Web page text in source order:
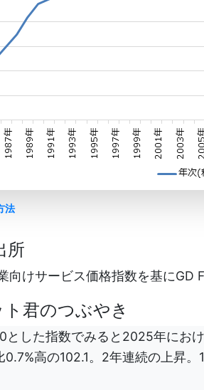
法
所
向けサービス価格指数を基にGD
ト君のつぶやき
とした指数でみると2025年にお
高の102.1。2年連続の上昇。